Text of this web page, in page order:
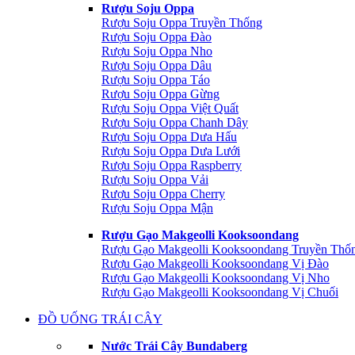
Rượu Soju Oppa
Rượu Soju Oppa Truyền Thống
Rượu Soju Oppa Đào
Rượu Soju Oppa Nho
Rượu Soju Oppa Dâu
Rượu Soju Oppa Táo
Rượu Soju Oppa Gừng
Rượu Soju Oppa Việt Quất
Rượu Soju Oppa Chanh Dây
Rượu Soju Oppa Dưa Hấu
Rượu Soju Oppa Dưa Lưới
Rượu Soju Oppa Raspberry
Rượu Soju Oppa Vải
Rượu Soju Oppa Cherry
Rượu Soju Oppa Mận
Rượu Gạo Makgeolli Kooksoondang
Rượu Gạo Makgeolli Kooksoondang Truyền
Rượu Gạo Makgeolli Kooksoondang Vị Đào
Rượu Gạo Makgeolli Kooksoondang Vị Nho
Rượu Gạo Makgeolli Kooksoondang Vị Chuối
ĐỒ UỐNG TRÁI CÂY
Nước Trái Cây Bundaberg